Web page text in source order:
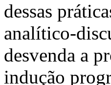
dessas
analítico-
desvenda a
indução